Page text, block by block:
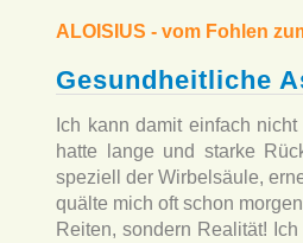
ALOISIUS - vom Fohlen
Gesundheitliche
Ich kann damit einfach
hatte lange und starke
speziell der Wirbelsäule,
quälte mich oft schon
Reiten, sondern Realität!